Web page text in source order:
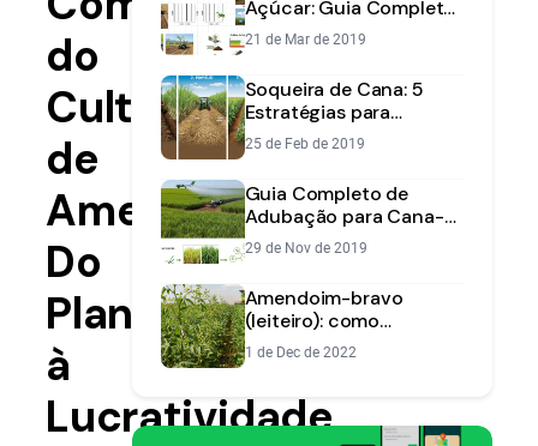
do
Cultivo
de
Amendoim:
Do
Plantio
à
Lucratividade
Açúcar: Guia Completo
para Alta Produtividade
21 de Mar de 2019
Soqueira de Cana: 5
Estratégias para
Produtividade e
Rentabilidade
25 de Feb de 2019
Guia Completo de
Adubação para Cana-
de-Açúcar: Doses e
Nutrientes Essenciais
29 de Nov de 2019
Amendoim-bravo
(leiteiro): como
identificar e controlar
essa planta daninha
1 de Dec de 2022